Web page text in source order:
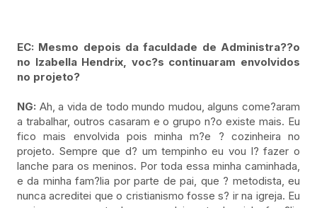
EC: Mesmo depois da faculdade de Administra??o
no Izabella Hendrix, voc?s continuaram envolvidos
no projeto?
NG: Ah, a vida de todo mundo mudou, alguns come?aram
a trabalhar, outros casaram e o grupo n?o existe mais. Eu
fico mais envolvida pois minha m?e ? cozinheira no
projeto. Sempre que d? um tempinho eu vou l? fazer o
lanche para os meninos. Por toda essa minha caminhada,
e da minha fam?lia por parte de pai, que ? metodista, eu
nunca acreditei que o cristianismo fosse s? ir na igreja. Eu